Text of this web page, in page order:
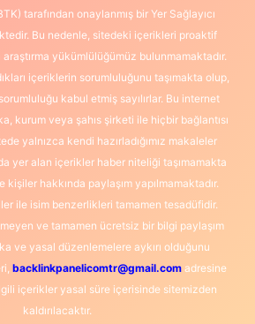
tarafından onaylanmış bir Yer Sağlayıcı
Bu nedenle, sitedeki içerikleri proaktif
yükümlülüğümüz bulunmamaktadır.
içeriklerin sorumluluğunu taşımakta olup,
kabul etmiş sayılırlar. Bu internet
kurum veya şahıs şirketi ile hiçbir bağlantısı
yalnızca kendi hazırladığımız makaleler
yer alan içerikler haber niteliği taşımamakta
hakkında paylaşım yapılmamaktadır.
ile isim benzerlikleri tamamen tesadüfidir.
ve tamamen ücretsiz bir bilgi paylaşım
ve yasal düzenlemelere aykırı olduğunu
backlinkpanelicomtr@gmail.comadresine
içerikler yasal süre içerisinde sitemizden
kaldırılacaktır.